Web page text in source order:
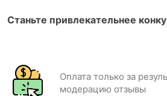
Станьте привлекательнее
Оплата только за
модерацию отзывы